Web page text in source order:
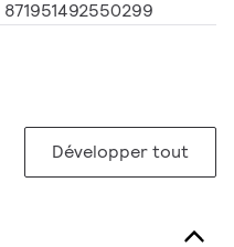
871951492550299
Développer tout